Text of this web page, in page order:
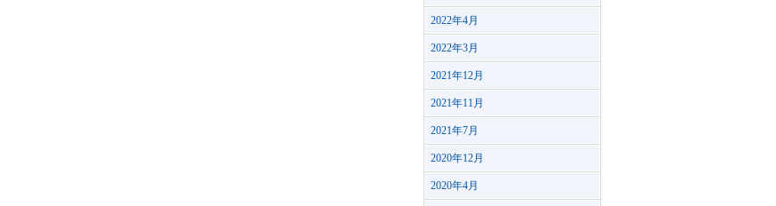
2022年4月
2022年3月
2021年12月
2021年11月
2021年7月
2020年12月
2020年4月